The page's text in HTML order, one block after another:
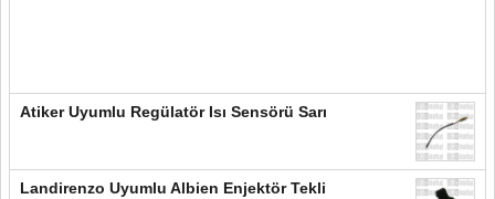
Atiker Uyumlu Regülatör Isı Sensörü Sarı
Landirenzo Uyumlu Albien Enjektör Tekli